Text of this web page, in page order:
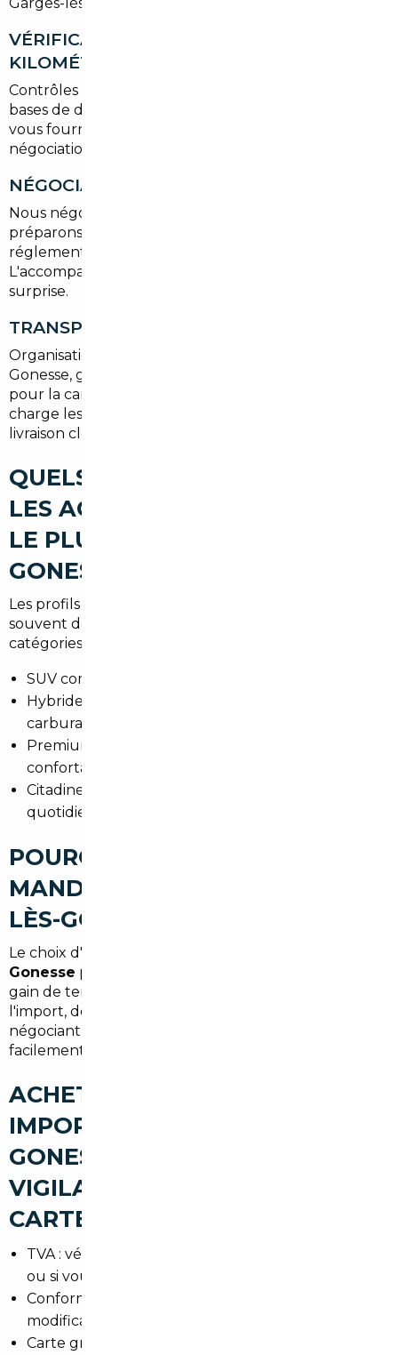
VÉRIFICATION HISTORIQUE ET
KILOMÉTRAGE
Contrôles experts, rapports d'entretien et scan des
bases de données. Nous décelons les anomalies et
vous fournissons un rapport clair avant toute
négociation.
NÉGOCIATION ET ACHAT
Nous négocions le prix, validons les options et
préparons le dossier d'achat en conformité avec la
réglementation européenne et française.
L'accompagnement réduit les risques de mauvaise
surprise.
TRANSPORT ET IMMATRICULATION
Organisation du transport jusqu'à Garges-lès-
Gonesse, gestion des plaques internationales et aide
pour la carte grise en Val-d'Oise. Nous prenons en
charge les démarches administratives pour une
livraison clé en main.
QUELS TYPES DE VOITURES
LES ACHETEURS RECHERCHENT
LE PLUS À GARGES-LÈS-
GONESSE
Les profils varient : familles et jeunes actifs cherchent
souvent des véhicules polyvalents. Voici les
catégories les plus demandées :
SUV compacts pour circuler en Île-de-France.
Hybrides et électriques pour réduire les coûts de
carburant.
Premium d'occasion pour une conduite plus
confortable sur longs trajets.
Citadines économiques pour la ville et les trajets
quotidiens.
POURQUOI FAIRE APPEL À UN
MANDATAIRE AUTO À GARGES-
LÈS-GONESSE
Le choix d'un
Gonesse permet des économies substantielles et un
gain de temps. Le mandataire gère l'ensemble de
l'import, des contrôles aux formalités, tout en
négociant des tarifs qu'un particulier n'obtient pas
facilement.
ACHETER UNE VOITURE
IMPORTÉE À GARGES-LÈS-
GONESSE : LES POINTS DE
VIGILANCE (TVA, CONFORMITÉ,
CARTE GRISE)
TVA : vérifier si le véhicule est déjà TVA acquittée
ou si vous devez la régulariser à l'import.
Conformité : contrôle des normes françaises,
modifications éventuelles à prévoir.
Carte grise : documents nécessaires pour